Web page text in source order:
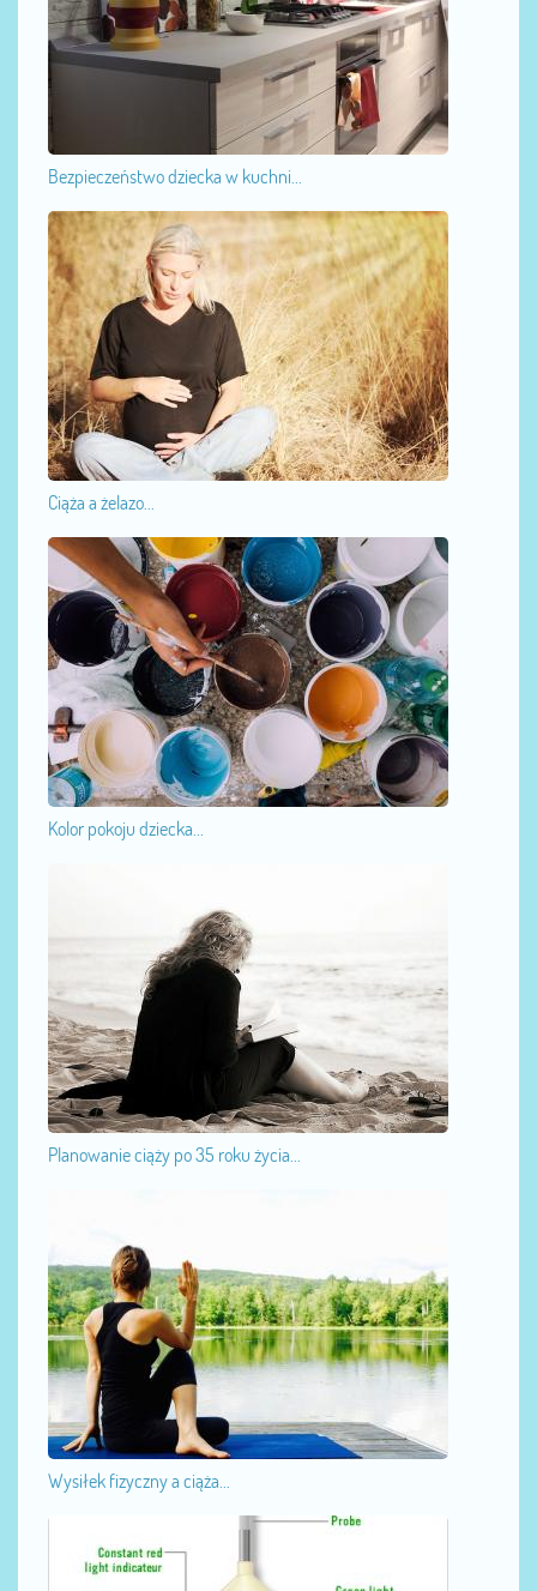
Bezpieczeństwo dziecka w kuchni...
Ciąża a żelazo...
Kolor pokoju dziecka...
Planowanie ciąży po 35 roku życia...
Wysiłek fizyczny a ciąża...